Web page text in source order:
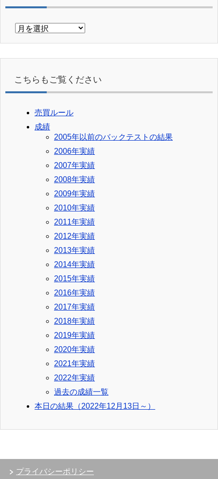
ア
イ
こちらもご覧ください
売買ルール
成績
2005年以前のバックテストの結果
2006年実績
2007年実績
2008年実績
2009年実績
2010年実績
2011年実績
2012年実績
2013年実績
2014年実績
2015年実績
2016年実績
2017年実績
2018年実績
2019年実績
2020年実績
2021年実績
2022年実績
過去の成績一覧
本日の結果（2022年12月13日～）
プライバシーポリシー